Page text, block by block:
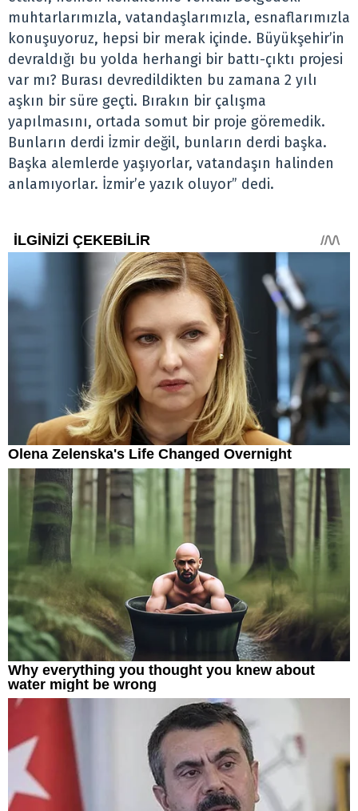
muhtarlarımızla, vatandaşlarımızla, esnaflarımızla
konuşuyoruz, hepsi bir merak içinde. Büyükşehir’in
devraldığı bu yolda herhangi bir battı-çıktı projesi
var mı? Burası devredildikten bu zamana 2 yılı
aşkın bir süre geçti. Bırakın bir çalışma
yapılmasını, ortada somut bir proje göremedik.
Bunların derdi İzmir değil, bunların derdi başka.
Başka alemlerde yaşıyorlar, vatandaşın halinden
anlamıyorlar. İzmir’e yazık oluyor” dedi.